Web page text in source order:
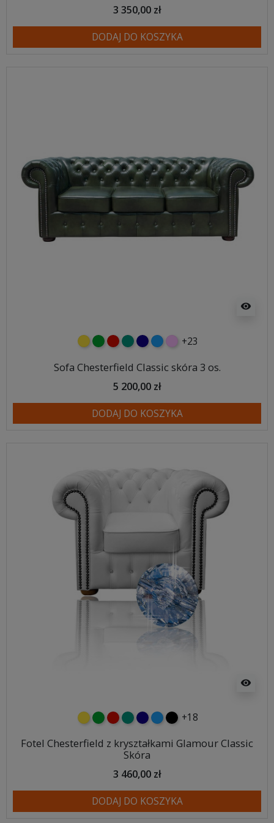
3 350,00 zł
DODAJ DO KOSZYKA
visibility
żółtyzielonyczerwony
turkusowy
granatowy
niebieski
różowy
+23
Sofa Chesterfield Classic skóra 3 os.
5 200,00 zł
DODAJ DO KOSZYKA
visibility
żółtyzielonyczerwony
turkusowy
granatowy
niebieski
czarny
+18
Fotel Chesterfield z kryształkami Glamour Classic
Skóra
3 460,00 zł
DODAJ DO KOSZYKA